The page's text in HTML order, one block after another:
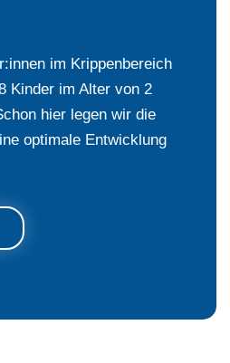
im Krippenbereich
Kinder im Alter von 2
hier legen wir die
optimale Entwicklung